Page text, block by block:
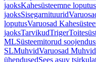
jaoksKahesüsteemne loputus
jaoksSisegarnituurid
loputusVaruosad
jaoksTarvikudTriger
MLSüsteemitorud
SLMuhvidVaruosad
ühendusedSees asuv